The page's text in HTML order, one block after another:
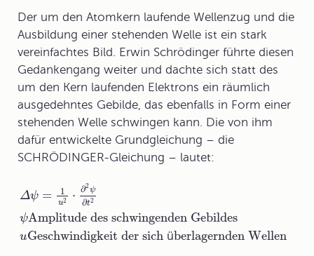
Der um den Atomkern laufende Wellenzug und die
Ausbildung einer stehenden Welle ist ein stark
vereinfachtes Bild. Erwin Schrödinger führte diesen
Gedankengang weiter und dachte sich statt des
um den Kern laufenden Elektrons ein räumlich
ausgedehntes Gebilde, das ebenfalls in Form einer
stehenden Welle schwingen kann. Die von ihm
dafür entwickelte Grundgleichung – die
SCHRÖDINGER-Gleichung – lautet:
Δψ = 1
u2 ⋅ ∂2 ψ
∂t2
ψAmplitude des schwingenden Gebildes
uGeschwindigkeit der sich überlagernden Wellen